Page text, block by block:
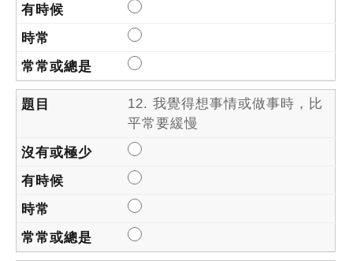
12. 我覺得想事情或做事時，比
平常要緩慢